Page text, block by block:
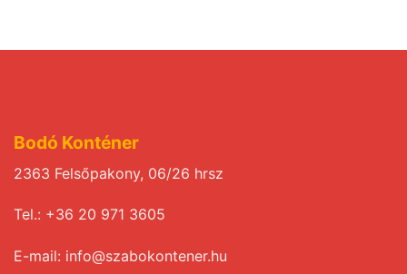
Bodó Konténer
2363 Felsőpakony, 06/26 hrsz
Tel.: +36 20 971 3605
E-mail: info@szabokontener.hu